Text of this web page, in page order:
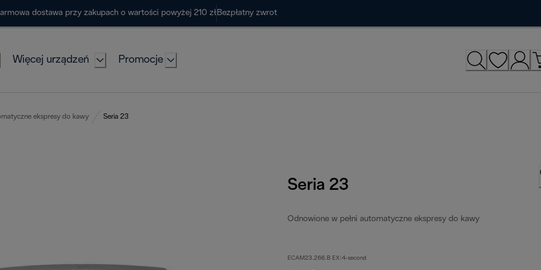
dostawa przy zakupach o wartości powyżej 210 zł Bezpłatny zwrot
Więcej urządzeń Promocje
ekspresy do kawy Seria 23
Seria 23
Odnowione w pełni automatyczne ekspresy do kawy
ECAM23.266.B EX:4-second